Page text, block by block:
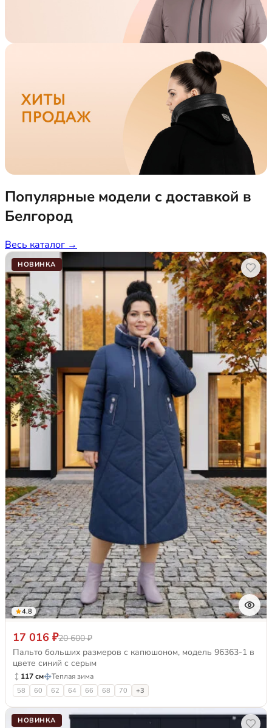
Популярные модели с доставкой в
Белгород
Весь каталог →
НОВИНКА
4.8
17 016 ₽20 600 ₽
Пальто больших размеров с капюшоном, модель 96363-1 в
цвете синий с серым
117 см Теплая зима
58 60 62 64 66 68 70 +3
НОВИНКА